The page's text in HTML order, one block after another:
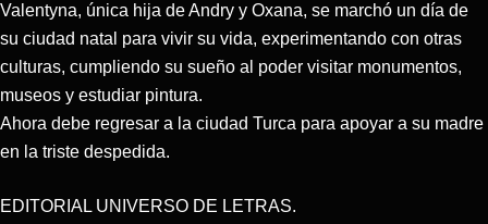
Valentyna, única hija de Andry y Oxana, se marchó un día de
su ciudad natal para vivir su vida, experimentando con otras
culturas, cumpliendo su sueño al poder visitar monumentos,
museos y estudiar pintura.
Ahora debe regresar a la ciudad Turca para apoyar a su madre
en la triste despedida.
EDITORIAL UNIVERSO DE LETRAS.